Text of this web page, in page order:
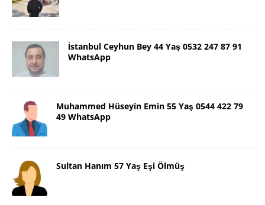
İstanbul Ceyhun Bey 44 Yaş 0532 247 87 91
WhatsApp
Muhammed Hüseyin Emin 55 Yaş 0544 422 79
49 WhatsApp
Sultan Hanım 57 Yaş Eşi Ölmüş